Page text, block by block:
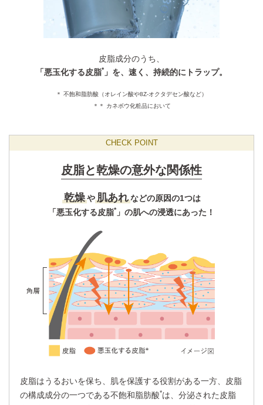
皮脂成分のうち、
「悪玉化する皮脂* 」を、速く、持続的にトラップ。
＊ 不飽和脂肪酸（オレイン酸や8Z-オクタデセン酸など）
＊＊ カネボウ化粧品において
CHECK POINT
皮脂と乾燥の意外な関係性
乾燥や肌あれなどの原因の1つは
「悪玉化する皮脂* 」の肌への浸透にあった！
皮脂はうるおいを保ち、肌を保護する役割がある一方、皮脂
の構成成分の一つである不飽和脂肪酸*は、分泌された皮脂